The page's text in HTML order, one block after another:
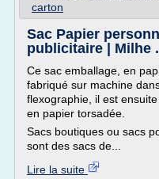
carton
Sac Papier
publicitaire | Milhe
Ce sac emballage, en
fabriqué sur machine
flexographie, il est
en papier torsadée.
Sacs boutiques ou sacs
sont des sacs de...
Lire la suite